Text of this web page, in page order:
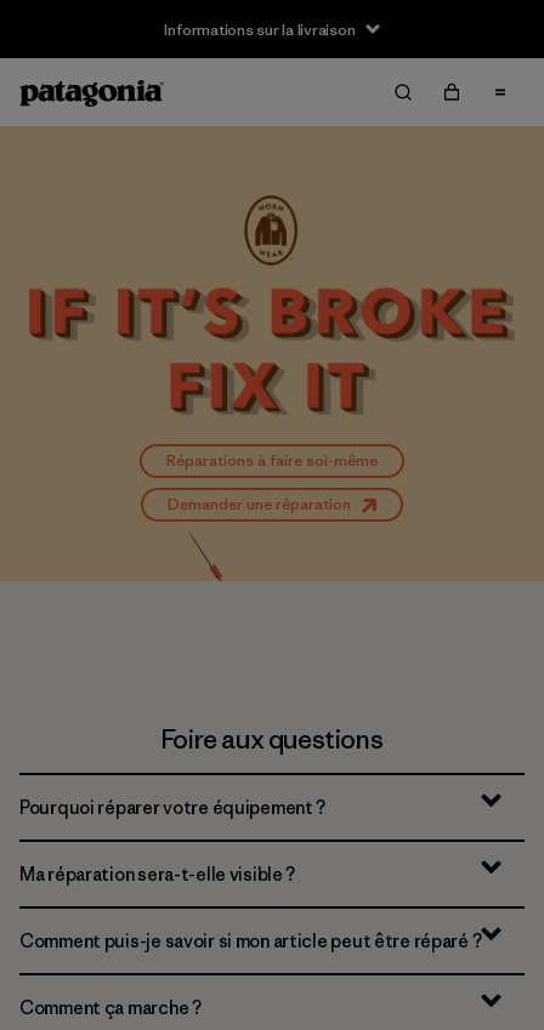
Informations sur la livraison
Réparations à faire soi-même
Demander une réparation
Foire aux questions
Pourquoi réparer votre équipement ?
Ma réparation sera-t-elle visible ?
Comment puis-je savoir si mon article peut être réparé ?
Comment ça marche ?